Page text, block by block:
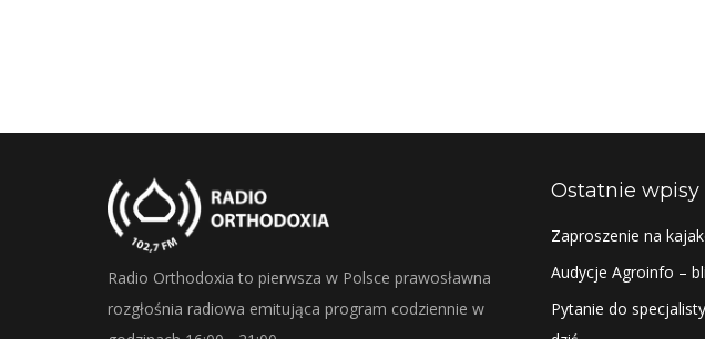
Radio Orthodoxia to pierwsza w Polsce prawosławna
rozgłośnia radiowa emitująca program codziennie w
Ostatnie wpisy
Zaproszenie na
Audycje Agroinfo –
Pytanie do